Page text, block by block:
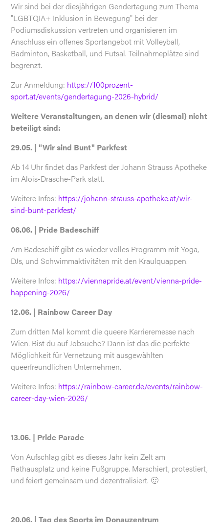
Wir sind bei der diesjährigen Gendertagung zum Thema
"LGBTQIA+ Inklusion in Bewegung" bei der
Podiumsdiskussion vertreten und organisieren im
Anschluss ein offenes Sportangebot mit Volleyball,
Badminton, Basketball, und Futsal. Teilnahmeplätze sind
begrenzt.
Zur Anmeldung: https://100prozent-
sport.at/events/gendertagung-2026-hybrid/
Weitere Veranstaltungen, an denen wir (diesmal) nicht
beteiligt sind:
29.05. | "Wir sind Bunt" Parkfest
Ab 14 Uhr findet das Parkfest der Johann Strauss Apotheke
im Alois-Drasche-Park statt.
Weitere Infos: https://johann-strauss-apotheke.at/wir-
sind-bunt-parkfest/
06.06. | Pride Badeschiff
Am Badeschiff gibt es wieder volles Programm mit Yoga,
DJs, und Schwimmaktivitäten mit den Kraulquappen.
Weitere Infos: https://viennapride.at/event/vienna-pride-
happening-2026/
12.06. | Rainbow Career Day
Zum dritten Mal kommt die queere Karrieremesse nach
Wien. Bist du auf Jobsuche? Dann ist das die perfekte
Möglichkeit für Vernetzung mit ausgewählten
queerfreundlichen Unternehmen.
Weitere Infos: https://rainbow-career.de/events/rainbow-
career-day-wien-2026/
13.06. | Pride Parade
Von Aufschlag gibt es dieses Jahr kein Zelt am
Rathausplatz und keine Fußgruppe. Marschiert, protestiert,
und feiert gemeinsam und dezentralisiert. 🙂
20.06. | Tag des Sports im Donauzentrum